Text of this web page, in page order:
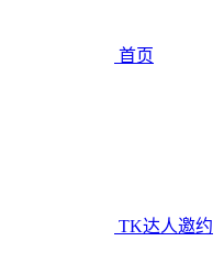
首页
TK达人邀约